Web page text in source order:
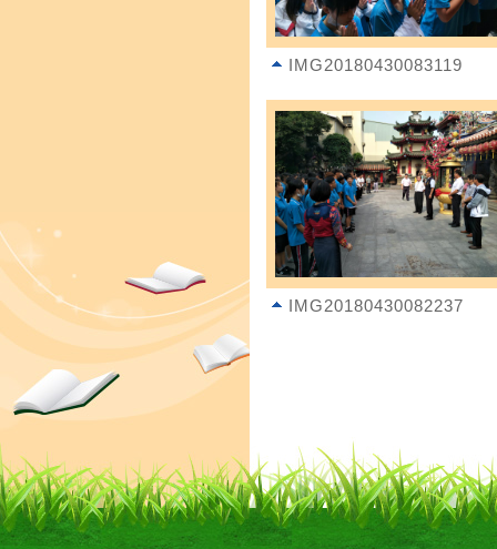
IMG20180430083119
IMG20180430082237